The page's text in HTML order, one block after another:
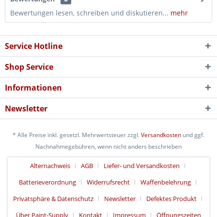
Bewertungen lesen, schreiben und diskutieren... mehr
Service Hotline
Shop Service
Informationen
Newsletter
* Alle Preise inkl. gesetzl. Mehrwertsteuer zzgl.Versandkosten und ggf.
Nachnahmegebühren, wenn nicht anders beschrieben
Alternachweis AGB
Liefer- und Versandkosten
Batterieverordnung
Widerrufsrecht
Waffenbelehrung
Privatsphäre & Datenschutz
Newsletter
Defektes Produkt
Über Paint-Supply
Kontakt Impressum Öffnungszeiten